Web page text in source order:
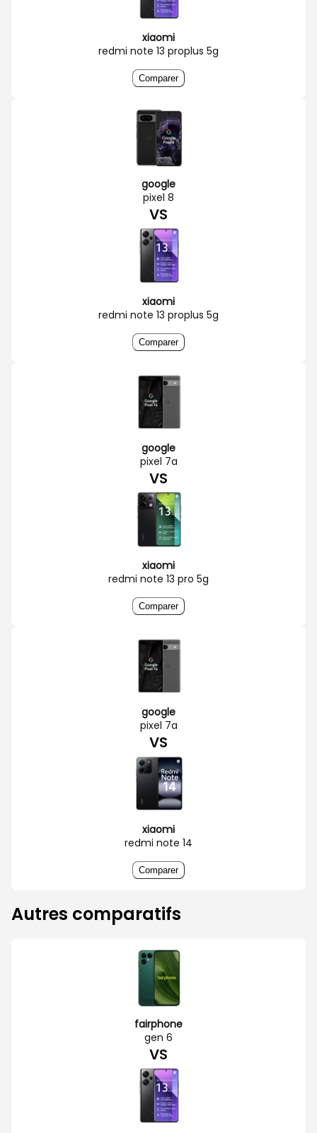
xiaomi
redmi note 13 proplus 5g
Comparer
google
pixel 8
VS
xiaomi
redmi note 13 proplus 5g
Comparer
google
pixel 7a
VS
xiaomi
redmi note 13 pro 5g
Comparer
google
pixel 7a
VS
xiaomi
redmi note 14
Comparer
Autres comparatifs
fairphone
gen 6
VS